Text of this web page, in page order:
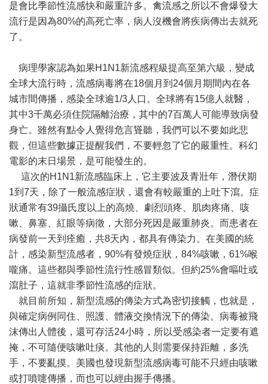
是會比季節性流感快和嚴重許多。禽流感之所以不會爆發大
流行是因為80%的高死亡率，病人沒機會將疾病傳出去就死
了。
病理學家認為如果H1N1新流感程級提高至第六級，變成
全球大流行時，流感病毒將在18個月到24個月期間內在各
城市間傳播，感染全球逾1/3人口。全球將有15億人就醫，
其中3千萬必須住院隔離治療，其中的7百萬人可能導致病發
身亡。雖然有點令人覺得危言聳聽，我們可以不要如此悲
觀，但這些數據正提醒我們，不要輕忽了它的嚴重性。科幻
電影的末日場景，是可能發生的。
這次的H1N1新流感臨床上，它主要波及青壯年，潛伏期
1到7天，除了一般流感症狀，還會有較嚴重的上吐下瀉。症
狀通常有39攝氏度以上的高燒、劇烈頭疼、肌肉疼痛、咳
嗽、鼻塞、紅眼等病徵，大部分死因是嚴重肺炎。而患者在
病發前一天到痊癒，共8天內，都具有傳染力。在美國的統
計，感染新型流感者，90%有發燒症狀，84%咳嗽，61%喉
嚨痛。這些都與季節性流行性感冒類似。但約25%會嘔吐或
瀉肚子，這就非季節性流感的症狀。
就目前所知，新型流感的傳染方式為密切接觸，也就是，
與確定病例同住、照護、體液交換情況下的傳染。病毒被飛
沫傳出人體後，還可存活24小時，所以受感染者一定要有遮
掩，不可隨便咳嗽吐痰。其他的人則需要保持距離，多洗
手，不要亂摸。美國也發現新型流感病毒可能不只經由咳嗽
或打噴嚏傳播，而也可以經由握手傳播。